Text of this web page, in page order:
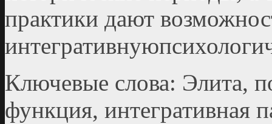
практики дают
Ключевые слова: Элита,
функция, интегративная